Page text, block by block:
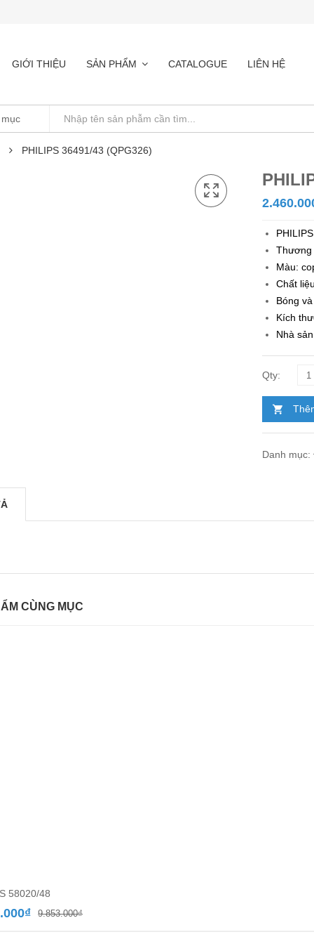
GIỚI THIỆU SẢN PHẨM CATALOGUE LIÊN HỆ
PHILIPS 36491/43 (QPG326)
Màu:
Chất
Bóng
Kích
Nhà
Danh mục:
CÙNG MỤC
58020/48
9.853.000₫Giá
₫
Giá